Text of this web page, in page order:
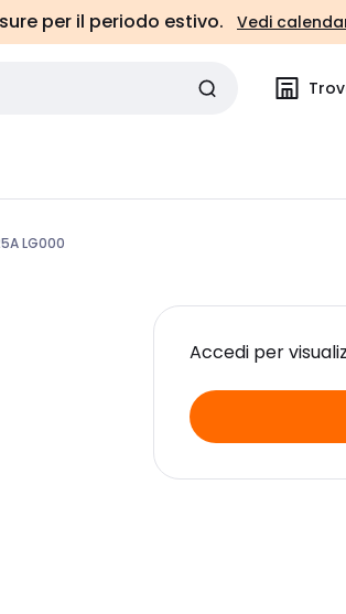
per il periodo estivo. Vedi
LG000
Accedi per